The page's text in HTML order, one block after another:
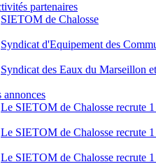
partenaires
SIETOM de Chalosse
Syndicat d'Equipement des
Syndicat des Eaux du Marseillon
annonces
Le SIETOM de Chalosse recrute
Le SIETOM de Chalosse recrute
Le SIETOM de Chalosse recrute